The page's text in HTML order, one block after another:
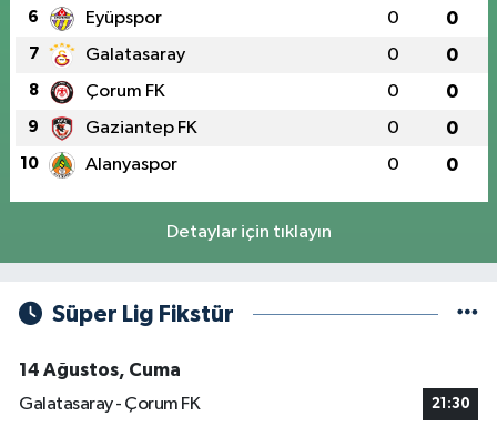
6 Eyüpspor 0 0
7 Galatasaray 0 0
8 Çorum FK 0 0
9 Gaziantep FK 0 0
10 Alanyaspor 0 0
Detaylar için tıklayın
Süper Lig Fikstür
14 Ağustos, Cuma
Galatasaray - Çorum FK
21:30